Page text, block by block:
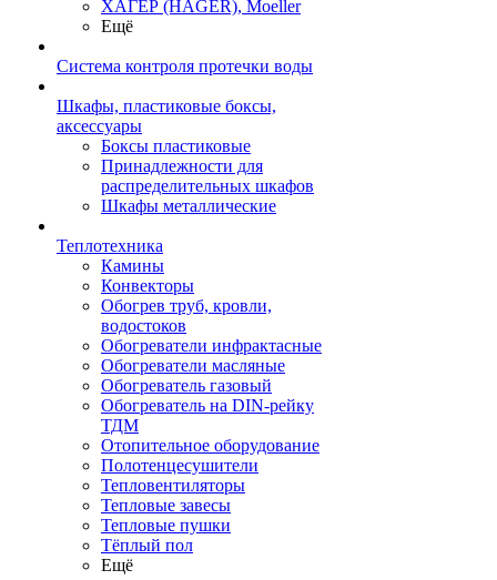
ХАГЕР (HAGER), Moeller
Ещё
Система контроля протечки воды
Шкафы, пластиковые боксы,
аксессуары
Боксы пластиковые
Принадлежности для
распределительных шкафов
Шкафы металлические
Теплотехника
Камины
Конвекторы
Обогрев труб, кровли,
водостоков
Обогреватели инфрактасные
Обогреватели масляные
Обогреватель газовый
Обогреватель на DIN-рейку
ТДМ
Отопительное оборудование
Полотенцесушители
Тепловентиляторы
Тепловые завесы
Тепловые пушки
Тёплый пол
Ещё